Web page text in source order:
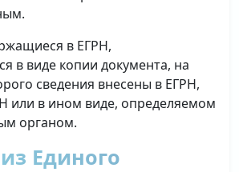
в ЕГРН,
в виде копии документа, на
сведения внесены в ЕГРН,
или в ином виде, определяемом
органом.
Единого